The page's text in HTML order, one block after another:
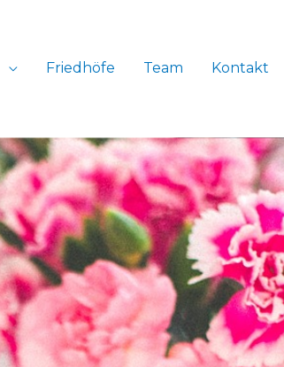
Friedhöfe Team Kontakt